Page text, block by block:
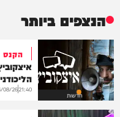
הנצפים ביותר
חדשות
הקנס
21:40
08/26